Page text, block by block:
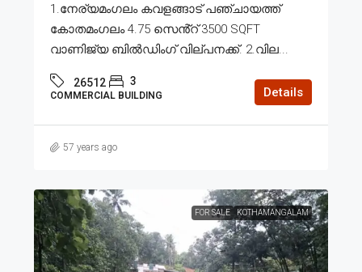
1.നേര്യമംഗലം കവളങ്ങാട് പഞ്ചായത്ത്
കോതമംഗലം 4.75 സെൻ്റ് 3500 SQFT
വാണിജ്യ ബിൽഡിംഗ് വില്പനക്ക്. 2.വില...
26512 3
COMMERCIAL BUILDING Details
57 years ago
FOR SALE KOTHAMANGALAM